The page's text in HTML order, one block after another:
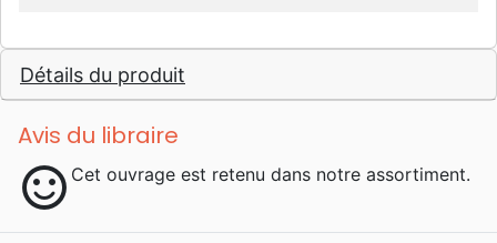
Détails du produit
Avis du libraire
sentiment_satisfied Cet ouvrage est retenu dans notre assortiment.